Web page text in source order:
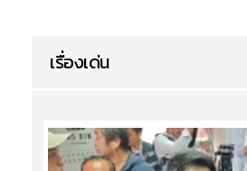
เรื่องเด่น